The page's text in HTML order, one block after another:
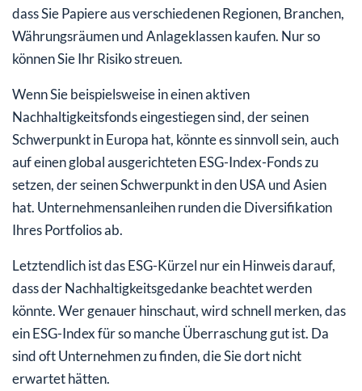
dass Sie Papiere aus verschiedenen Regionen, Branchen,
Währungsräumen und Anlageklassen kaufen. Nur so
können Sie Ihr Risiko streuen.
Wenn Sie beispielsweise in einen aktiven
Nachhaltigkeitsfonds eingestiegen sind, der seinen
Schwerpunkt in Europa hat, könnte es sinnvoll sein, auch
auf einen global ausgerichteten ESG-Index-Fonds zu
setzen, der seinen Schwerpunkt in den USA und Asien
hat. Unternehmensanleihen runden die Diversifikation
Ihres Portfolios ab.
Letztendlich ist das ESG-Kürzel nur ein Hinweis darauf,
dass der Nachhaltigkeitsgedanke beachtet werden
könnte. Wer genauer hinschaut, wird schnell merken, das
ein ESG-Index für so manche Überraschung gut ist. Da
sind oft Unternehmen zu finden, die Sie dort nicht
erwartet hätten.